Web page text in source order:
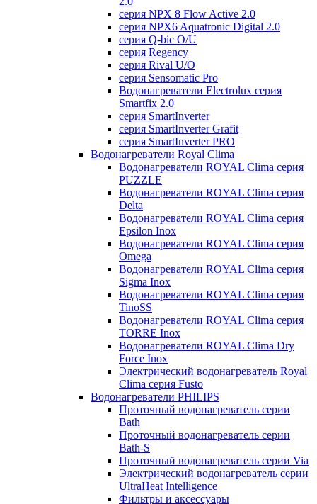
серия NPX 8 Flow Active 2.0
серия NPX6 Aquatronic Digital 2.0
серия Q-bic O/U
серия Regency
серия Rival U/О
серия Sensomatic Pro
Водонагреватели Electrolux серия
Smartfix 2.0
серия SmartInverter
серия SmartInverter Grafit
серия SmartInverter PRO
Водонагреватели Royal Clima
Водонагреватели ROYAL Clima серия
PUZZLE
Водонагреватели ROYAL Clima серия
Delta
Водонагреватели ROYAL Clima серия
Epsilon Inox
Водонагреватели ROYAL Clima серия
Omega
Водонагреватели ROYAL Clima серия
Sigma Inox
Водонагреватели ROYAL Clima серия
TinoSS
Водонагреватели ROYAL Clima серия
TORRE Inox
Водонагреватели ROYAL Clima Dry
Force Inox
Электрический водонагреватель Royal
Clima серия Fusto
Водонагреватели PHILIPS
Проточный водонагреватель серии
Bath
Проточный водонагреватель серии
Bath-S
Проточный водонагреватель серии Via
Электрический водонагреватель серии
UltraHeat Intelligence
Фильтры и аксессуары